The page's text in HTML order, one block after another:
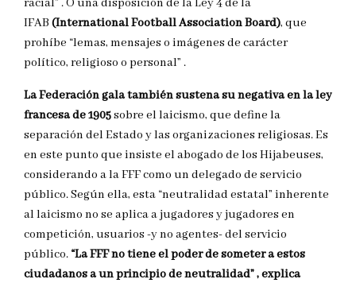
racial” . O una disposición de la Ley 4 de la
IFAB (International Football Association Board), que
prohíbe “lemas, mensajes o imágenes de carácter
político, religioso o personal” .
La Federación gala también sustena su negativa en la ley
francesa de 1905sobre el laicismo, que define la
separación del Estado y las organizaciones religiosas. Es
en este punto que insiste el abogado de los Hijabeuses,
considerando a la FFF como un delegado de servicio
público. Según ella, esta “neutralidad estatal” inherente
al laicismo no se aplica a jugadores y jugadores en
competición, usuarios -y no agentes- del servicio
público. “La FFF no tiene el poder de someter a estos
ciudadanos a un principio de neutralidad” , explica